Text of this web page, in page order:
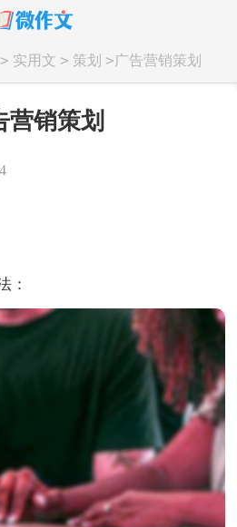
> 实用文 > 策划 >广告营销策划
营销策划
：